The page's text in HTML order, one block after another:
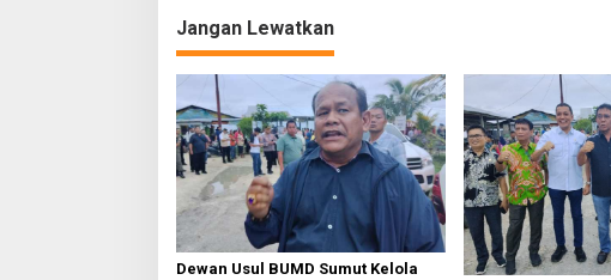
g
a
s
i
p
o
s
Jangan Lewatkan
Dewan Usul BUMD Sumut Kelola